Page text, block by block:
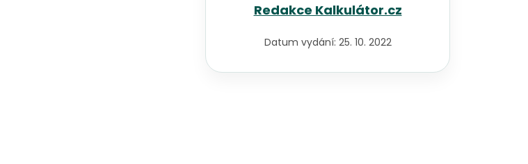
Redakce Kalkulátor.cz
Datum vydání: 25. 10. 2022